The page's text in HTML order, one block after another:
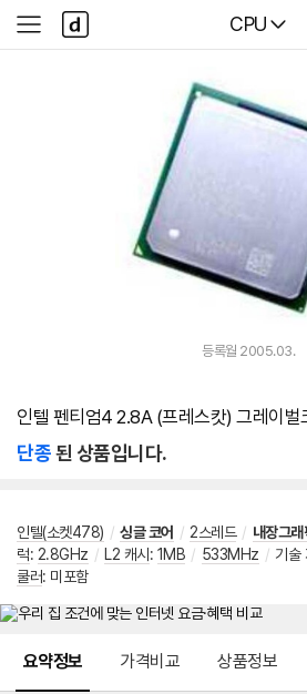
다나와
CPU
사
이
다
나
와
등록월 2005.03.
인텔 펜티엄4 2.8A (프레스캇) 그레이벌
단종된 상품입니다.
인텔(소켓478) / 싱글 코어 / 2스레드 / 내장그
럭: 2.8GHz / L2 캐시 : 1MB / 533MHz / 기술
쿨러: 미포함
요약정보 가격비교 상품정보